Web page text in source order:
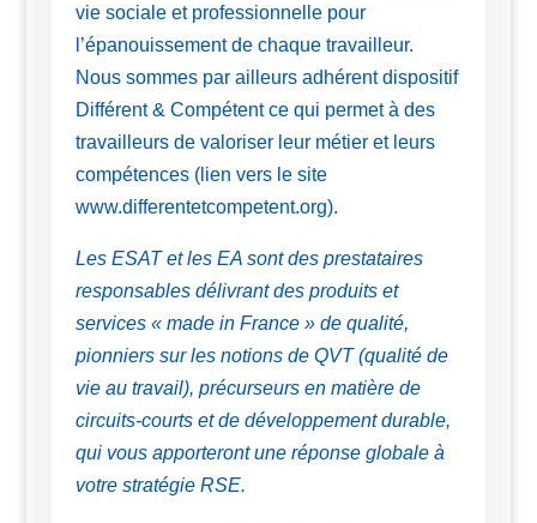
vie sociale et professionnelle pour
l’épanouissement de chaque travailleur.
Nous sommes par ailleurs adhérent dispositif
Différent & Compétent ce qui permet à des
travailleurs de valoriser leur métier et leurs
compétences (lien vers le site
www.differentetcompetent.org).
Les ESAT et les EA sont des prestataires
responsables délivrant des produits et
services « made in France » de qualité,
pionniers sur les notions de QVT (qualité de
vie au travail), précurseurs en matière de
circuits-courts et de développement durable,
qui vous apporteront une réponse globale à
votre stratégie RSE.